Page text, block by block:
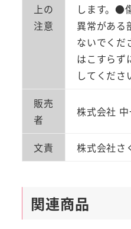
上の
注意
します。●
異常がある
ないでく
はこすらず
してくださ
販売
者
株式会社
文責 株式会社さ
関連商品